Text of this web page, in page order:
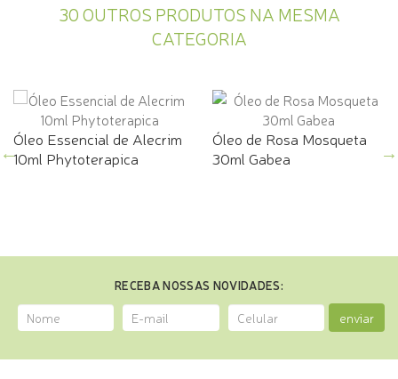
30 OUTROS PRODUTOS NA MESMA
CATEGORIA
Óleo Essencial de Alecrim
10ml Phytoterapica
Óleo de Rosa Mosqueta
30ml Gabea
RECEBA NOSSAS NOVIDADES:
enviar